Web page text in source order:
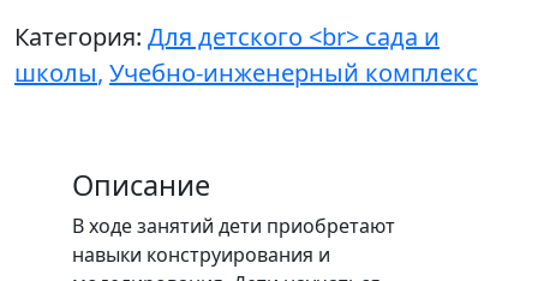
Категория: Для детского <br> сада и
школы, Учебно-инженерный комплекс
Описание
В ходе занятий дети приобретают
навыки конструирования и